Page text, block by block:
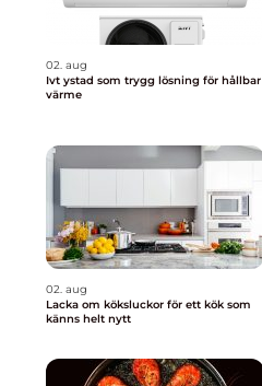
02. aug
Ivt ystad som trygg lösning för hållbar
värme
02. aug
Lacka om köksluckor för ett kök som
känns helt nytt